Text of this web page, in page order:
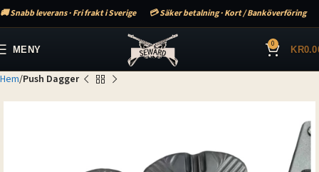
🚚 Snabb leverans · Fri frakt i Sverige 💳 Säker betalning · Kort / Banköverföring
MENY 0 KR
Hem Push Dagger